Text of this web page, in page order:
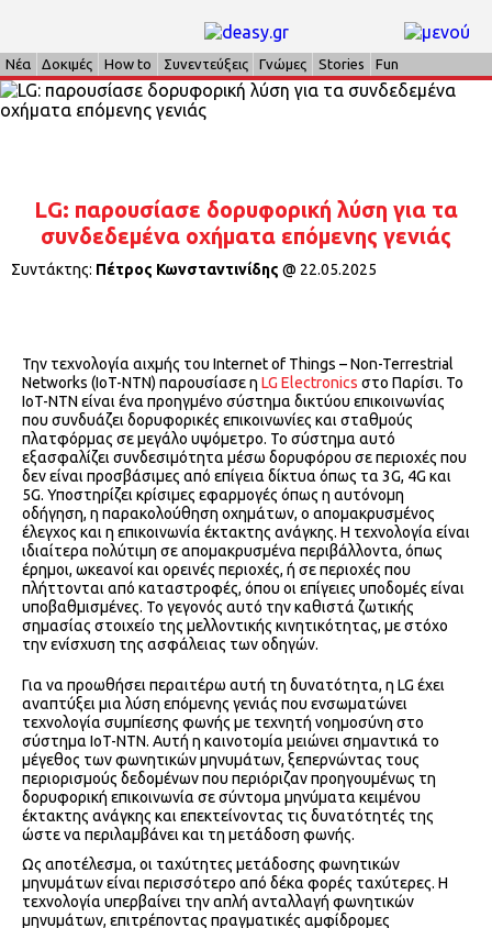
Νέα Δοκιμές How to Συνεντεύξεις Γνώμες Stories Fun
LG: παρουσίασε δορυφορική λύση για τα
συνδεδεμένα οχήματα επόμενης γενιάς
Συντάκτης: Πέτρος Κωνσταντινίδης @ 22.05.2025
Την τεχνολογία αιχμής του Internet of Things – Non-Terrestrial
Networks (IoT-NTN) παρουσίασε η LG Electronics στο Παρίσι. Το
IoT-NTN είναι ένα προηγμένο σύστημα δικτύου επικοινωνίας
που συνδυάζει δορυφορικές επικοινωνίες και σταθμούς
πλατφόρμας σε μεγάλο υψόμετρο. Το σύστημα αυτό
εξασφαλίζει συνδεσιμότητα μέσω δορυφόρου σε περιοχές που
δεν είναι προσβάσιμες από επίγεια δίκτυα όπως τα 3G, 4G και
5G. Υποστηρίζει κρίσιμες εφαρμογές όπως η αυτόνομη
οδήγηση, η παρακολούθηση οχημάτων, ο απομακρυσμένος
έλεγχος και η επικοινωνία έκτακτης ανάγκης. Η τεχνολογία είναι
ιδιαίτερα πολύτιμη σε απομακρυσμένα περιβάλλοντα, όπως
έρημοι, ωκεανοί και ορεινές περιοχές, ή σε περιοχές που
πλήττονται από καταστροφές, όπου οι επίγειες υποδομές είναι
υποβαθμισμένες. Το γεγονός αυτό την καθιστά ζωτικής
σημασίας στοιχείο της μελλοντικής κινητικότητας, με στόχο
την ενίσχυση της ασφάλειας των οδηγών.
Για να προωθήσει περαιτέρω αυτή τη δυνατότητα, η LG έχει
αναπτύξει μια λύση επόμενης γενιάς που ενσωματώνει
τεχνολογία συμπίεσης φωνής με τεχνητή νοημοσύνη στο
σύστημα IoT-NTN. Αυτή η καινοτομία μειώνει σημαντικά το
μέγεθος των φωνητικών μηνυμάτων, ξεπερνώντας τους
περιορισμούς δεδομένων που περιόριζαν προηγουμένως τη
δορυφορική επικοινωνία σε σύντομα μηνύματα κειμένου
έκτακτης ανάγκης και επεκτείνοντας τις δυνατότητές της
ώστε να περιλαμβάνει και τη μετάδοση φωνής.
Ως αποτέλεσμα, οι ταχύτητες μετάδοσης φωνητικών
μηνυμάτων είναι περισσότερο από δέκα φορές ταχύτερες. Η
τεχνολογία υπερβαίνει την απλή ανταλλαγή φωνητικών
μηνυμάτων, επιτρέποντας πραγματικές αμφίδρομες